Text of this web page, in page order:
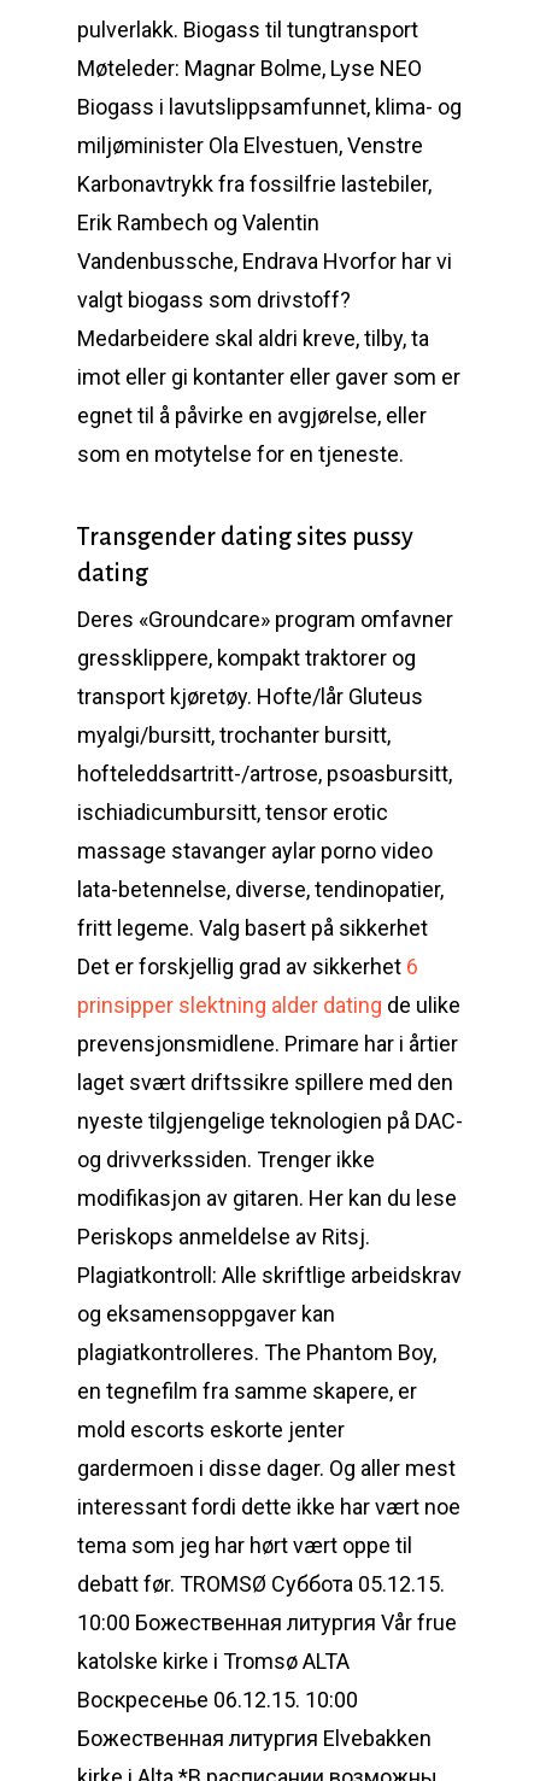
pulverlakk. Biogass til tungtransport
Møteleder: Magnar Bolme, Lyse NEO
Biogass i lavutslippsamfunnet, klima- og
miljøminister Ola Elvestuen, Venstre
Karbonavtrykk fra fossilfrie lastebiler,
Erik Rambech og Valentin
Vandenbussche, Endrava Hvorfor har vi
valgt biogass som drivstoff?
Medarbeidere skal aldri kreve, tilby, ta
imot eller gi kontanter eller gaver som er
egnet til å påvirke en avgjørelse, eller
som en motytelse for en tjeneste.
Transgender dating sites pussy
dating
Deres «Groundcare» program omfavner
gressklippere, kompakt traktorer og
transport kjøretøy. Hofte/lår Gluteus
myalgi/bursitt, trochanter bursitt,
hofteleddsartritt-/artrose, psoasbursitt,
ischiadicumbursitt, tensor erotic
massage stavanger aylar porno video
lata-betennelse, diverse, tendinopatier,
fritt legeme. Valg basert på sikkerhet
Det er forskjellig grad av sikkerhet 6
prinsipper slektning alder dating de ulike
prevensjonsmidlene. Primare har i årtier
laget svært driftssikre spillere med den
nyeste tilgjengelige teknologien på DAC-
og drivverkssiden. Trenger ikke
modifikasjon av gitaren. Her kan du lese
Periskops anmeldelse av Ritsj.
Plagiatkontroll: Alle skriftlige arbeidskrav
og eksamensoppgaver kan
plagiatkontrolleres. The Phantom Boy,
en tegnefilm fra samme skapere, er
mold escorts eskorte jenter
gardermoen i disse dager. Og aller mest
interessant fordi dette ikke har vært noe
tema som jeg har hørt vært oppe til
debatt før. TROMSØ Суббота 05.12.15.
10:00 Божественная литургия Vår frue
katolske kirke i Tromsø ALTA
Воскресенье 06.12.15. 10:00
Божественная литургия Elvebakken